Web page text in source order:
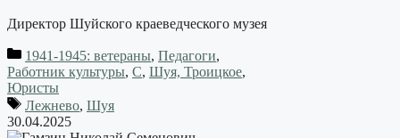
Директор Шуйского краеведческого музея
1941-1945: ветераны, Педагоги,
Работник культуры, С, Шуя, Троицкое,
Юристы
Лежнево, Шуя
30.04.2025